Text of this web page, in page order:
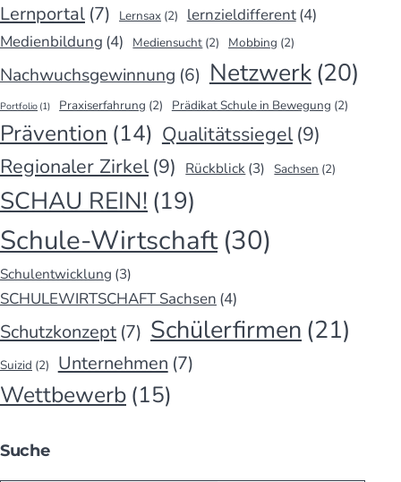
Lernportal (7) Lernsax (2) lernzieldifferent(4)
Medienbildung (4) Mediensucht (2) Mobbing (2)
Nachwuchsgewinnung (6) Netzwerk(20)
Portfolio (1) Praxiserfahrung (2) Prädikat Schule in Bewegung (2)
Prävention (14) Qualitätssiegel (9)
Regionaler Zirkel (9) Rückblick (3) Sachsen (2)
SCHAU REIN! (19)
Schule-Wirtschaft (30)
Schulentwicklung (3)
SCHULEWIRTSCHAFT Sachsen (4)
Schutzkonzept (7) Schülerfirmen (21)
Suizid (2) Unternehmen (7)
Wettbewerb (15)
Suche